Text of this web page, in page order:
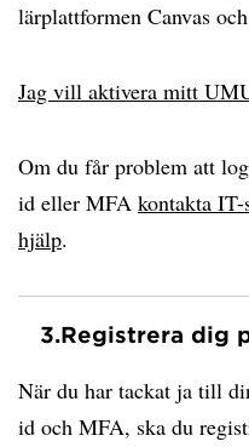
lärplattformen Canvas
Jag vill aktivera mitt
Om du får problem att
id eller MFA kontakta IT-
hjälp.
3.Registrera dig
När du har tackat ja till
id och MFA, ska du